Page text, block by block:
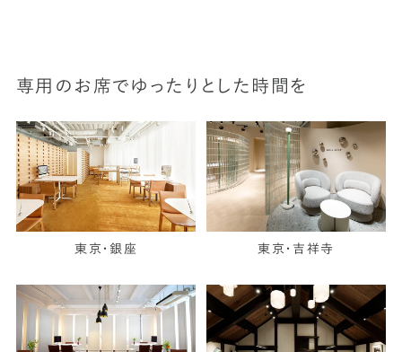
専用のお席でゆったりとした時間を
東京・銀座 東京・吉祥寺